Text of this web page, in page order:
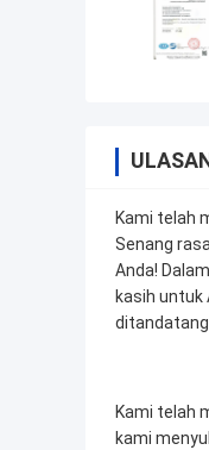
Kami telah
Senang
Anda!
kasih untuk
Kami telah
kami